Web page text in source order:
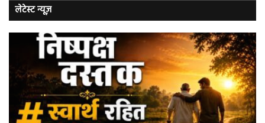
लेटेस्ट न्यूज़